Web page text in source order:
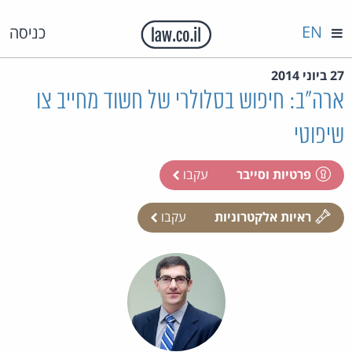
כניסה EN
27 ביוני 2014
ארה"ב: חיפוש בסלולרי של חשוד מחייב צו
שיפוטי
פרטיות וסייבר עקבו
ראיות אלקטרוניות עקבו